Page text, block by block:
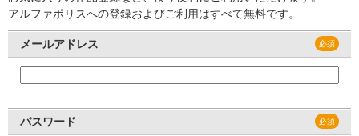
アルファポリスへの登録およびご利用はすべて無料です。
メールアドレス
パスワード